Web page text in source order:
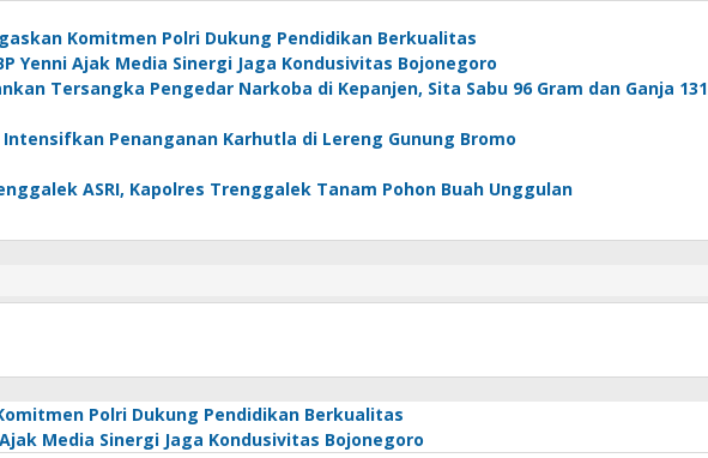
Komitmen Polri Dukung Pendidikan Berkualitas
Yenni Ajak Media Sinergi Jaga Kondusivitas Bojonegoro
Tersangka Pengedar Narkoba di Kepanjen, Sita Sabu 96 Gram dan Ganja 131
Penanganan Karhutla di Lereng Gunung Bromo
ASRI, Kapolres Trenggalek Tanam Pohon Buah Unggulan
Polri Dukung Pendidikan Berkualitas
Media Sinergi Jaga Kondusivitas Bojonegoro